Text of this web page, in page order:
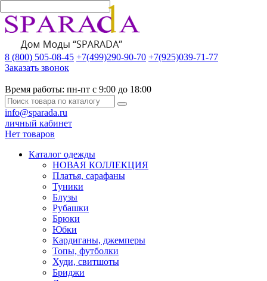
8 (800) 505-08-45 +7(499)290-90-70 +7(925)039-71-77
Заказать звонок
Время работы: пн-пт с 9:00 до 18:00
info@sparada.ru
личный кабинет
Нет товаров
Каталог одежды
НОВАЯ КОЛЛЕКЦИЯ
Платья, сарафаны
Туники
Блузы
Рубашки
Брюки
Юбки
Кардиганы, джемперы
Топы, футболки
Худи, свитшоты
Бриджи